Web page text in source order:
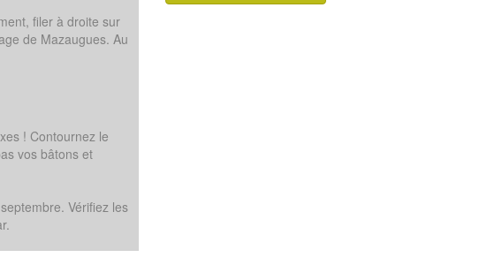
filer à droite sur
de Mazaugues. Au
! Contournez le
vos bâtons et
Vérifiez les